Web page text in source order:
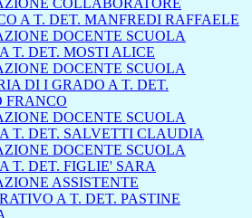
COLLABORATORE
A T. DET. MANFREDI RAFFAELE
DOCENTE SCUOLA
T. DET. MOSTI ALICE
DOCENTE SCUOLA
DI I GRADO A T. DET.
FRANCO
DOCENTE SCUOLA
T. DET. SALVETTI CLAUDIA
DOCENTE SCUOLA
T. DET. FIGLIE' SARA
ASSISTENTE
A T. DET. PASTINE